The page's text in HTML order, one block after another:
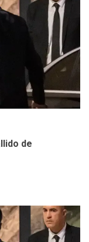
reforma
Libre
de